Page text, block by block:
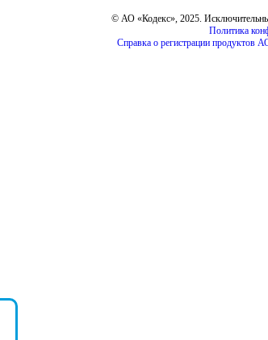
© АО «Кодекс», 2025.
Политика
Справка о регистрации продуктов